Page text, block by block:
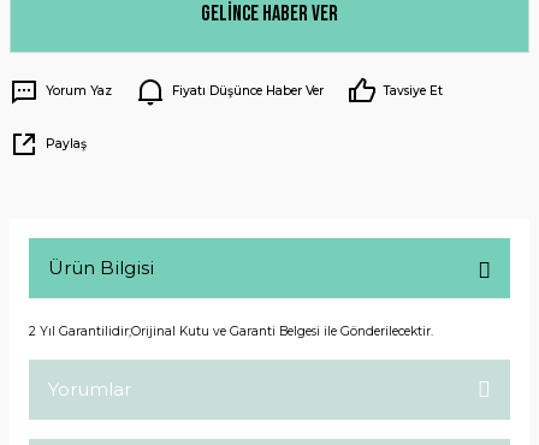
Gelince Haber Ver
Yorum Yaz Fiyatı Düşünce Haber Ver Tavsiye Et
Paylaş
Ürün Bilgisi
2 Yıl Garantilidir;Orijinal Kutu ve Garanti Belgesi ile Gönderilecektir.
Yorumlar